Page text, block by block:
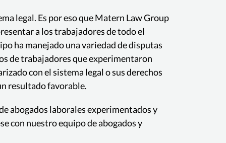
legal. Es por eso que Matern Law Group
a los trabajadores de todo el
ha manejado una variedad de disputas
de trabajadores que experimentaron
con el sistema legal o sus derechos
resultado favorable.
abogados laborales experimentados y
con nuestro equipo de abogados y